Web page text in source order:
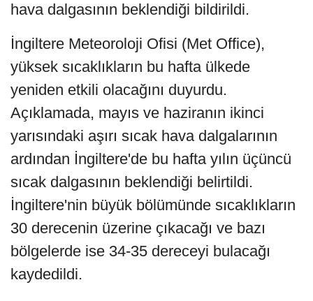
hava dalgasının beklendiği bildirildi.
İngiltere Meteoroloji Ofisi (Met Office),
yüksek sıcaklıkların bu hafta ülkede
yeniden etkili olacağını duyurdu.
Açıklamada, mayıs ve haziranın ikinci
yarısındaki aşırı sıcak hava dalgalarının
ardından İngiltere'de bu hafta yılın üçüncü
sıcak dalgasının beklendiği belirtildi.
İngiltere'nin büyük bölümünde sıcaklıkların
30 derecenin üzerine çıkacağı ve bazı
bölgelerde ise 34-35 dereceyi bulacağı
kaydedildi.